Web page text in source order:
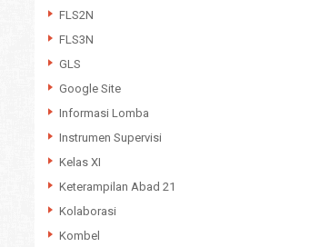
FLS2N
FLS3N
GLS
Google Site
Informasi Lomba
Instrumen Supervisi
Kelas XI
Keterampilan Abad 21
Kolaborasi
Kombel